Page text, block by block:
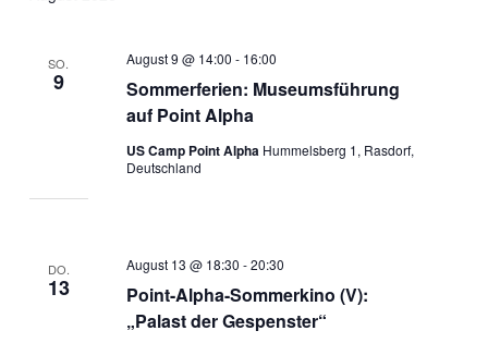
SO.
9
Sommerferien: Museumsführung
auf Point Alpha
August 9 @ 14:00 - 16:00
US Camp Point Alpha Hummelsberg 1, Rasdorf,
Deutschland
DO.
13
Point-Alpha-Sommerkino (V):
„Palast der Gespenster“
August 13 @ 18:30 -20:30